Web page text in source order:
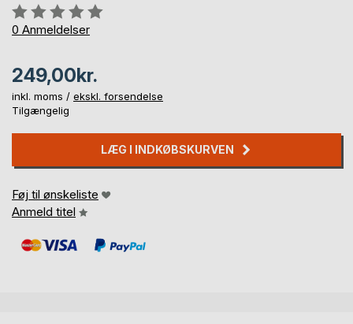
Anmeldelse::
0%
0 Anmeldelser
249,00kr.
inkl. moms / ekskl. forsendelse
Tilgængelig
LÆG I INDKØBSKURVEN
Føj til ønskeliste
Anmeld titel